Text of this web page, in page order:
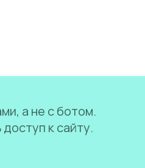
а не с ботом.
к сайту.